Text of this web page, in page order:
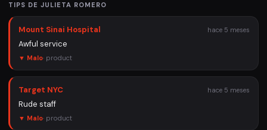
TIPS DE JULIETA ROMERO
Mount Sinai Hospital hace 5 meses
Awful service
▼ Malo· product
Target NYC hace 5 meses
Rude staff
▼ Malo· product